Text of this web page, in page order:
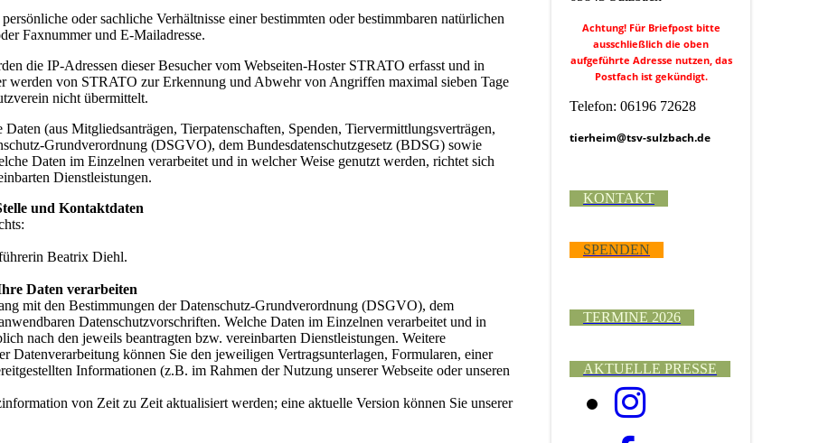
oder sachliche Verhältnisse einer bestimmten oder bestimmbaren natürlichen
Faxnummer und E-Mailadresse.
die IP-Adressen dieser Besucher vom Webseiten-Hoster STRATO erfasst und in
werden von STRATO zur Erkennung und Abwehr von Angriffen maximal sieben Tage
nicht übermittelt.
(aus Mitgliedsanträgen, Tierpatenschaften, Spenden, Tiervermittlungsverträgen,
Grundverordnung (DSGVO), dem Bundesdatenschutzgesetz (BDSG) sowie
Daten im Einzelnen verarbeitet und in welcher Weise genutzt werden, richtet sich
Dienstleistungen.
und Kontaktdaten
Beatrix Diehl.
Daten verarbeiten
mit den Bestimmungen der Datenschutz-Grundverordnung (DSGVO), dem
Datenschutzvorschriften. Welche Daten im Einzelnen verarbeitet und in
nach den jeweils beantragten bzw. vereinbarten Dienstleistungen. Weitere
Datenverarbeitung können Sie den jeweiligen Vertragsunterlagen, Formularen, einer
Informationen (z.B. im Rahmen der Nutzung unserer Webseite oder unseren
von Zeit zu Zeit aktualisiert werden; eine aktuelle Version können Sie unserer
Achtung! Für Briefpost bitte
ausschließlich die oben
aufgeführte Adresse nutzen, das
Postfach ist gekündigt.
Telefon: 06196 72628
tierheim@tsv-sulzbach.de
KONTAKT
SPENDEN
TERMINE 2026
AKTUELLE PRESSE